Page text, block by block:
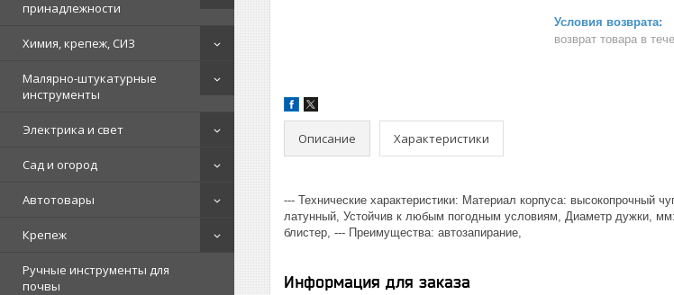
принадлежности
Химия, крепеж, СИЗ
Малярно-штукатурные
инструменты
Электрика и свет
Сад и огород
Автотовары
Крепеж
Ручные инструменты для
почвы
возврат товара в
Описание Характеристики
--- Технические характеристики: Материал корпуса: высокопрочный
латунный, Устойчив к любым погодным условиям, Диаметр дужки,
блистер, --- Преимущества: автозапирание,
Информация для заказа